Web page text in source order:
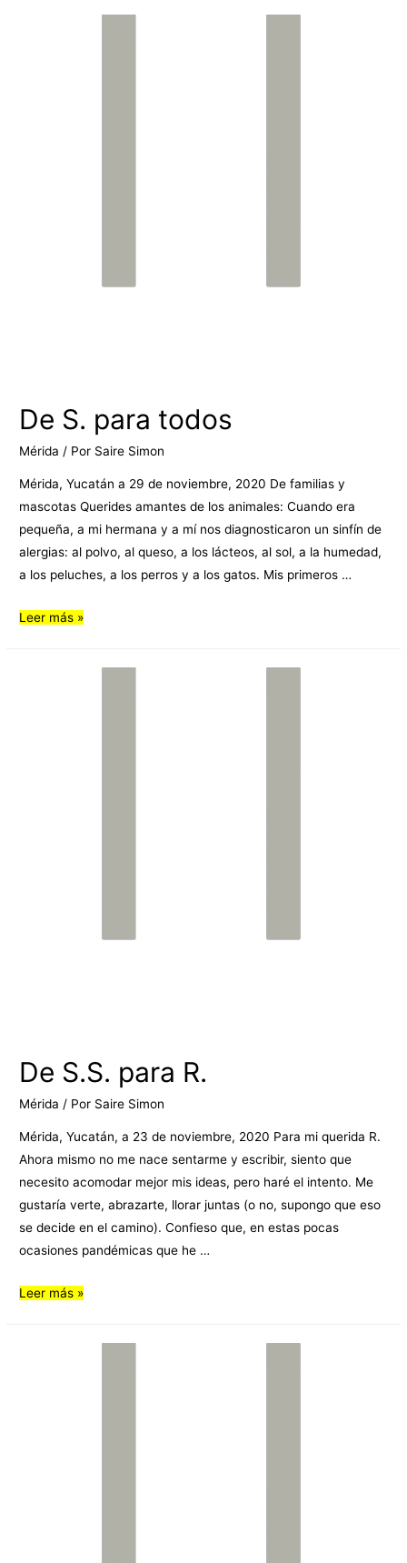
De S. para todos
Mérida / Por Saire Simon
Mérida, Yucatán a 29 de noviembre, 2020 De familias y
mascotas Querides amantes de los animales: Cuando era
pequeña, a mi hermana y a mí nos diagnosticaron un sinfín de
alergias: al polvo, al queso, a los lácteos, al sol, a la humedad,
a los peluches, a los perros y a los gatos. Mis primeros …
Leer más »
De S.S. para R.
Mérida / Por Saire Simon
Mérida, Yucatán, a 23 de noviembre, 2020 Para mi querida R.
Ahora mismo no me nace sentarme y escribir, siento que
necesito acomodar mejor mis ideas, pero haré el intento. Me
gustaría verte, abrazarte, llorar juntas (o no, supongo que eso
se decide en el camino). Confieso que, en estas pocas
ocasiones pandémicas que he …
Leer más »